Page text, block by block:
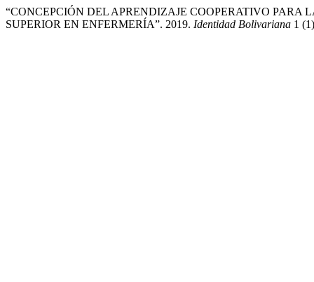
“CONCEPCIÓN DEL APRENDIZAJE COOPERATIVO PARA
SUPERIOR EN ENFERMERÍA”. 2019. Identidad Bolivariana 1